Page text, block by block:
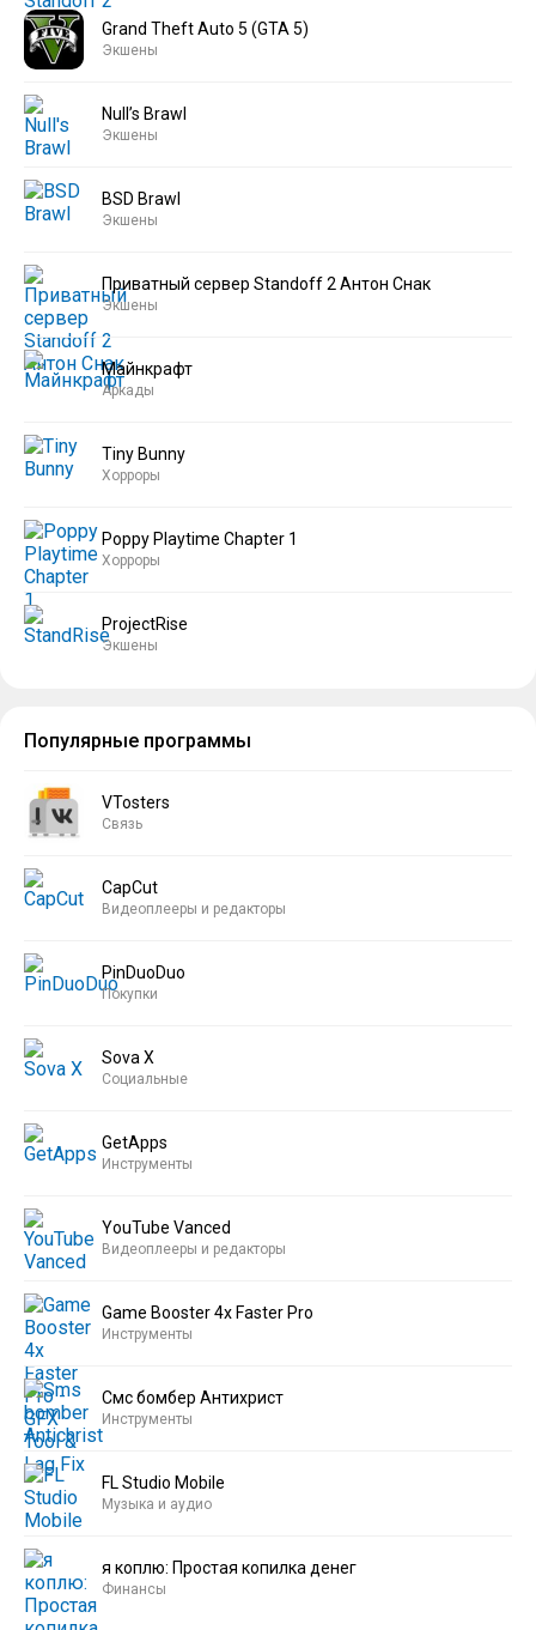
Grand Theft Auto 5 (GTA 5)
Экшены
Null’s Brawl
Экшены
BSD Brawl
Экшены
Приватный сервер Standoff 2 Антон Снак
Экшены
Майнкрафт
Аркады
Tiny Bunny
Хорроры
Poppy Playtime Chapter 1
Хорроры
ProjectRise
Экшены
Популярные программы
VTosters
Связь
CapCut
Видеоплееры и редакторы
PinDuoDuo
Покупки
Sova X
Социальные
GetApps
Инструменты
YouTube Vanced
Видеоплееры и редакторы
Game Booster 4x Faster Pro
Инструменты
Смс бомбер Антихрист
Инструменты
FL Studio Mobile
Музыка и аудио
я коплю: Простая копилка денег
Финансы